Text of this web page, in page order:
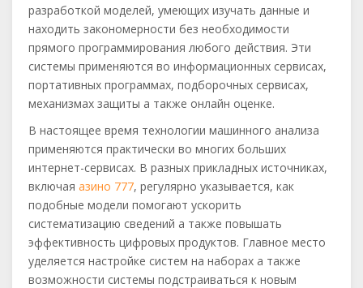
разработкой моделей, умеющих изучать данные и
находить закономерности без необходимости
прямого программирования любого действия. Эти
системы применяются во информационных сервисах,
портативных программах, подборочных сервисах,
механизмах защиты а также онлайн оценке.
В настоящее время технологии машинного анализа
применяются практически во многих больших
интернет-сервисах. В разных прикладных источниках,
включая азино 777, регулярно указывается, как
подобные модели помогают ускорить
систематизацию сведений а также повышать
эффективность цифровых продуктов. Главное место
уделяется настройке систем на наборах а также
возможности системы подстраиваться к новым